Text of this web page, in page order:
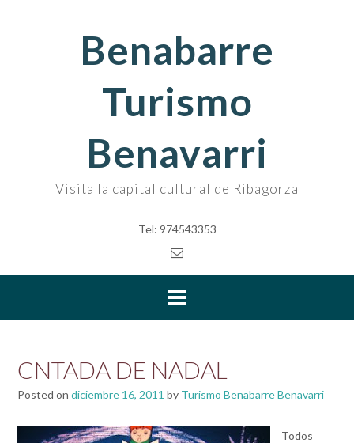
Benabarre
Turismo
Benavarri
Visita la capital cultural de Ribagorza
Tel: 974543353
CNTADA DE NADAL
Posted on diciembre 16, 2011 by Turismo Benabarre Benavarri
Todos